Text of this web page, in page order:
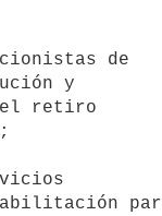
de
y
el retiro